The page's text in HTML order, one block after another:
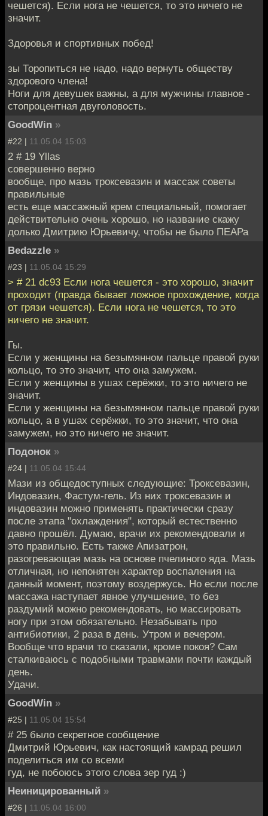
чешется). Если нога не чешется, то это ничего не
значит.
Здоровья и спортивных побед!
зы Торопиться не надо, надо вернуть обществу
здорового члена!
Ноги для девушек важны, а для мужчины главное -
стопроцентная двуголовость.
GoodWin »
#22 | 11.05.04 15:03
2 # 19 Yllas
совершенно верно
вообще, про мазь троксевазин и массаж советы
правильные
есть еще массажный крем специальный, помогает
действительно очень хорошо, но название скажу
долько Дмитрию Юрьевичу, чтобы не было ПЕАРа
Bedazzle »
#23 | 11.05.04 15:29
> # 21 dc93 Если нога чешется - это хорошо, значит
проходит (правда бывает ложное прохождение, когда
от грязи чешется). Если нога не чешется, то это
ничего не значит.
Гы.
Если у женщины на безымянном пальце правой руки
кольцо, то это значит, что она замужем.
Если у женщины в ушах серёжки, то это ничего не
значит.
Если у женщины на безымянном пальце правой руки
кольцо, а в ушах серёжки, то это значит, что она
замужем, но это ничего не значит.
Подонок »
#24 | 11.05.04 15:44
Мази из общедоступных следующие: Троксевазин,
Индовазин, Фастум-гель. Из них троксевазин и
индовазин можно применять практически сразу
после этапа "охлаждения", который естественно
давно прошёл. Думаю, врачи их рекомендовали и
это правильно. Есть также Апизатрон,
разогревающая мазь на основе пчелиного яда. Мазь
отличная, но непонятен характер воспаления на
данный момент, поэтому воздержусь. Но если после
массажа наступает явное улучшение, то без
раздумий можно рекомендовать, но массировать
ногу при этом обязательно. Незабывать про
антибиотики, 2 раза в день. Утром и вечером.
Вообще что врачи то сказали, кроме покоя? Сам
сталкиваюсь с подобными травмами почти каждый
день.
Удачи.
GoodWin »
#25 | 11.05.04 15:54
# 25 было секретное сообщение
Дмитрий Юрьевич, как настоящий камрад решил
поделиться им со всеми
гуд, не побоюсь этого слова зер гуд :)
Неиницированный »
#26 | 11.05.04 16:00